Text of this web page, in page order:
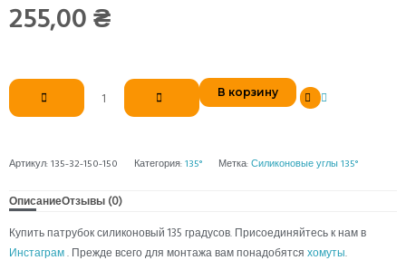
255,00 ₴
Количество
товара
Патрубок
угловой
L150*150
32
В корзину
Артикул: 135-32-150-150 Категория: 135° Метка: Силиконовые углы 135°
ОписаниеОтзывы (0)
Купить патрубок силиконовый 135 градусов. Присоединяйтесь к нам в
Инстаграм . Прежде всего для монтажа вам понадобятся хомуты.